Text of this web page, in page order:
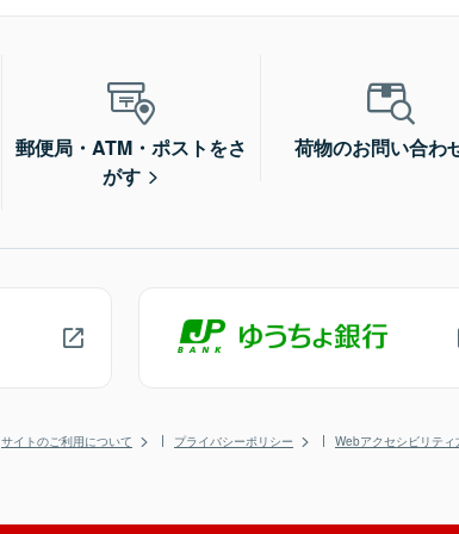
郵便局・ATM・ポストをさ
がす
荷物のお問い合わ
サイトのご利用について プライバシーポリシー Webアクセシビリティ